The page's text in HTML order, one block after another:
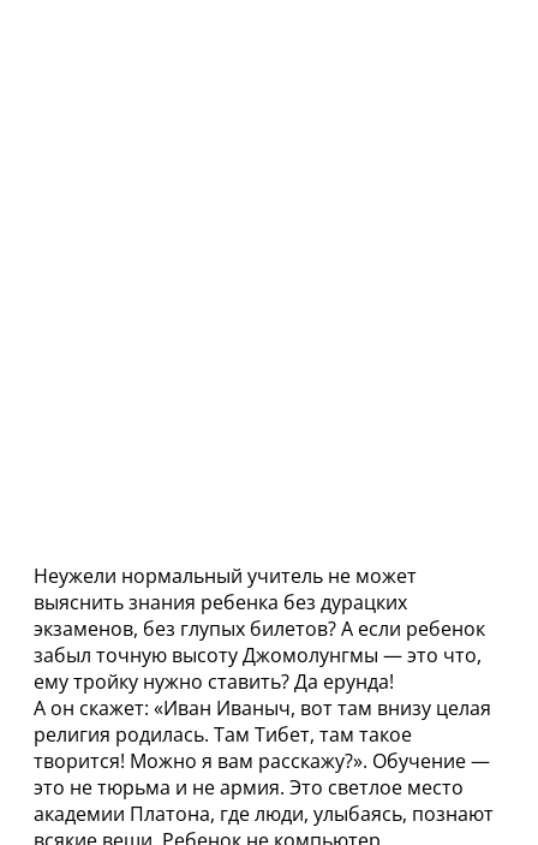
Неужели нормальный учитель не может
выяснить знания ребенка без дурацких
экзаменов, без глупых билетов? А если ребенок
забыл точную высоту Джомолунгмы — это что,
ему тройку нужно ставить? Да ерунда!
А он скажет: «Иван Иваныч, вот там внизу целая
религия родилась. Там Тибет, там такое
творится! Можно я вам расскажу?». Обучение —
это не тюрьма и не армия. Это светлое место
академии Платона, где люди, улыбаясь, познают